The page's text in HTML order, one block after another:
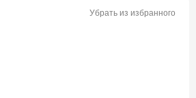
Убрать из избранного